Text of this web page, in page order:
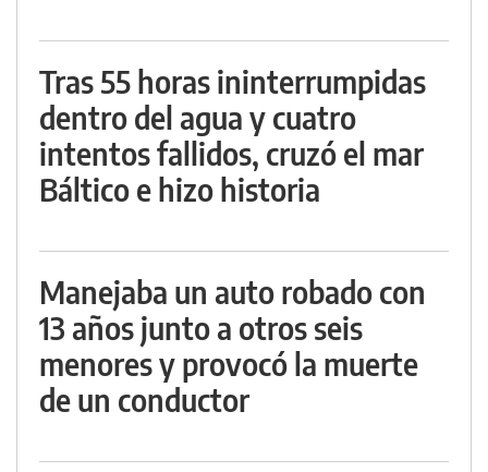
Tras 55 horas ininterrumpidas
dentro del agua y cuatro
intentos fallidos, cruzó el mar
Báltico e hizo historia
Manejaba un auto robado con
13 años junto a otros seis
menores y provocó la muerte
de un conductor